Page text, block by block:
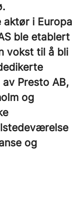
aktør i Europa
ble etablert
vokst til å bli
Presto AB,
og
og